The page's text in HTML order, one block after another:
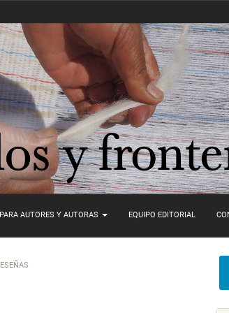
PARA AUTORES Y AUTORAS EQUIPO EDITORIAL